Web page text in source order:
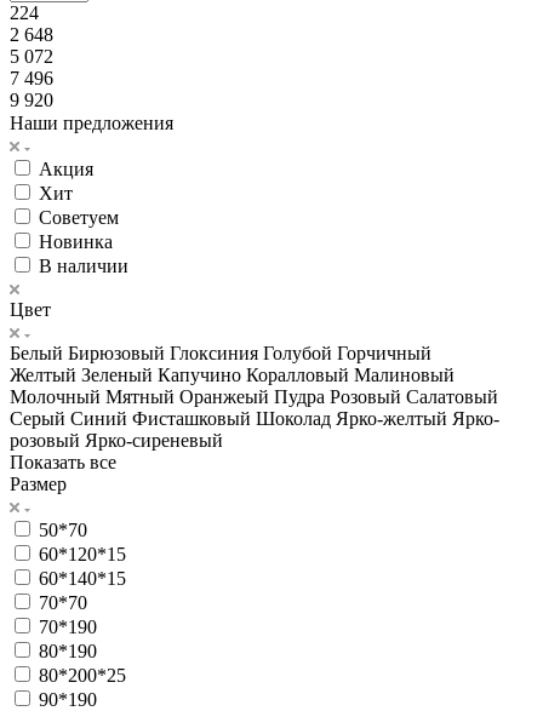
224
2 648
5 072
7 496
9 920
Наши предложения
Акция
Хит
Советуем
Новинка
В наличии
Цвет
Белый Бирюзовый Глоксиния Голубой Горчичный
Желтый Зеленый Капучино Коралловый Малиновый
Молочный Мятный Оранжеый Пудра Розовый Салатовый
Серый Синий Фисташковый Шоколад Ярко-желтый Ярко-
розовый Ярко-сиреневый
Показать все
Размер
50*70
60*120*15
60*140*15
70*70
70*190
80*190
80*200*25
90*190